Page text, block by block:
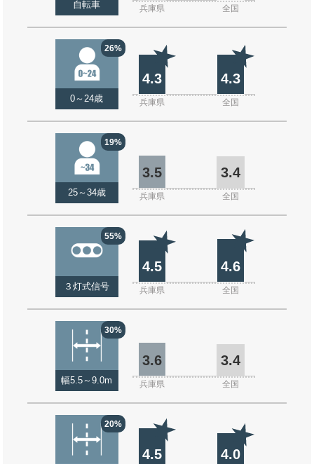
自転車 兵庫県 全国
26%
0～24歳
4.3 4.3
兵庫県 全国
19%
25～34歳
3.5 3.4
兵庫県 全国
55%
３灯式信号
4.5 4.6
兵庫県 全国
30%
幅5.5～9.0m
3.6 3.4
兵庫県 全国
20%
4.5 4.0